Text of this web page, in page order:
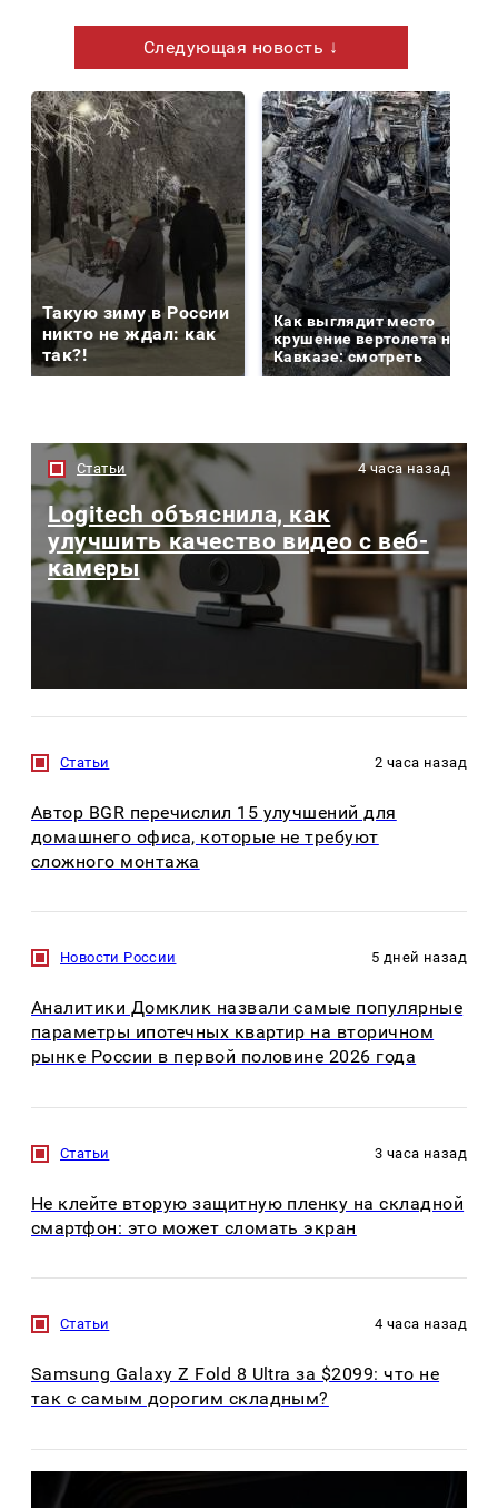
Следующая новость ↓
Такую зиму в России
никто не ждал: как
так?!
Как выглядит место
крушение вертолета на
Кавказе: смотреть
Статьи 4 часа назад
Logitech объяснила, как
улучшить качество видео с веб-
камеры
Статьи 2 часа назад
Автор BGR перечислил 15 улучшений для
домашнего офиса, которые не требуют
сложного монтажа
Новости России 5 дней назад
Аналитики Домклик назвали самые популярные
параметры ипотечных квартир на вторичном
рынке России в первой половине 2026 года
Статьи 3 часа назад
Не клейте вторую защитную пленку на складной
смартфон: это может сломать экран
Статьи 4 часа назад
Samsung Galaxy Z Fold 8 Ultra за $2099: что не
так с самым дорогим складным?